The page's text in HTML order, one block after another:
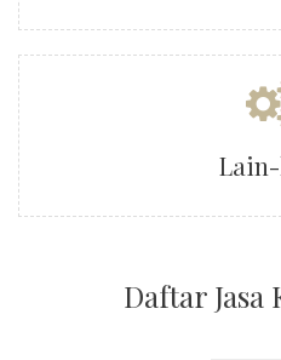
Daftar